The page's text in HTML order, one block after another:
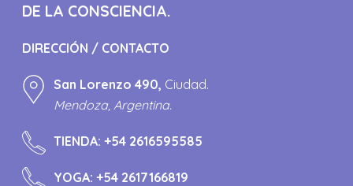
DE LA CONSCIENCIA.
DIRECCIÓN / CONTACTO
San Lorenzo 490, Ciudad.
Mendoza, Argentina.
TIENDA:+54 2616595585
YOGA:+54 2617166819